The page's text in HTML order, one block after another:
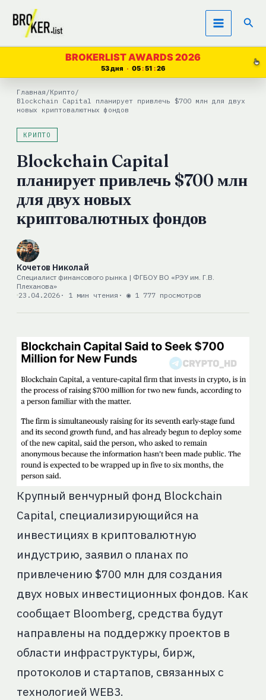
Перейти
содержимому
BROKERLIST AWARDS 2026
53 дня 05 51 25
Главная /Крипто /
Blockchain Capital планирует привлечь $700 млн для двух
новых криптовалютных фондов
КРИПТО
Blockchain Capital
планирует привлечь $700 млн
для двух новых
криптовалютных фондов
Кочетов Николай
Специалист финансового рынка | ФГБОУ ВО «РЭУ им. Г.В.
Плеханова»
23.04.2026· 1 мин чтения · ◉ 1 777 просмотров
Крупный венчурный фонд Blockchain
Capital, специализирующийся на
инвестициях в криптовалютную
индустрию, заявил о планах по
привлечению $700 млн для создания
двух новых инвестиционных фондов. Как
сообщает Bloomberg, средства будут
направлены на поддержку проектов в
области инфраструктуры, бирж,
протоколов и стартапов, связанных с
технологией WEB3.